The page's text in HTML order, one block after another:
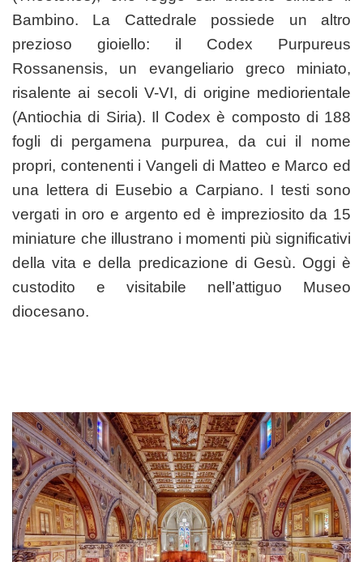
Bambino. La Cattedrale possiede un altro
prezioso gioiello: il Codex Purpureus
Rossanensis, un evangeliario greco miniato,
risalente ai secoli V-VI, di origine mediorientale
(Antiochia di Siria). Il Codex è composto di 188
fogli di pergamena purpurea, da cui il nome
propri, contenenti i Vangeli di Matteo e Marco ed
una lettera di Eusebio a Carpiano. I testi sono
vergati in oro e argento ed è impreziosito da 15
miniature che illustrano i momenti più significativi
della vita e della predicazione di Gesù. Oggi è
custodito e visitabile nell’attiguo Museo
diocesano.